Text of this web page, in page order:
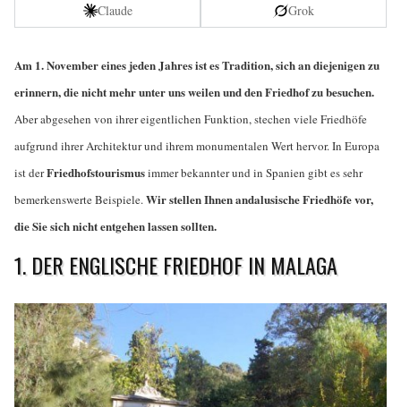
Claude
Grok
Am 1. November eines jeden Jahres ist es Tradition, sich an diejenigen zu
erinnern, die nicht mehr unter uns weilen und den Friedhof zu besuchen.
Aber abgesehen von ihrer eigentlichen Funktion, stechen viele Friedhöfe
aufgrund ihrer Architektur und ihrem monumentalen Wert hervor. In Europa
ist derFriedhofstourismusimmer bekannter und in Spanien gibt es sehr
bemerkenswerte Beispiele.Wir stellen Ihnen andalusische Friedhöfe vor,
die Sie sich nicht entgehen lassen sollten.
1. DER ENGLISCHE FRIEDHOF IN MALAGA